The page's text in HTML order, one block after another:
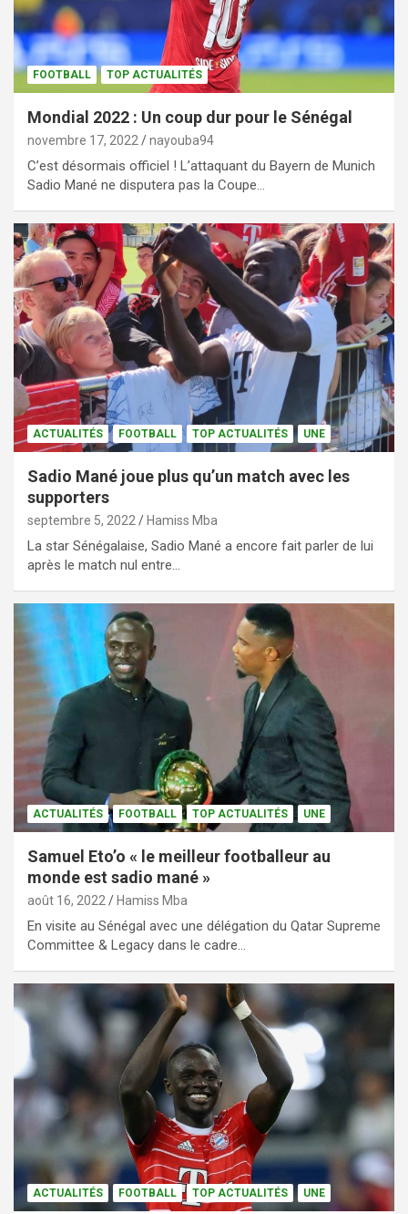
FOOTBALL TOP ACTUALITÉS
Mondial 2022 : Un coup dur pour le Sénégal
novembre 17, 2022 nayouba94
C’est désormais officiel ! L’attaquant du Bayern de Munich
Sadio Mané ne disputera pas la Coupe…
ACTUALITÉS FOOTBALL TOP ACTUALITÉS UNE
Sadio Mané joue plus qu’un match avec les
supporters
septembre 5, 2022 Hamiss Mba
La star Sénégalaise, Sadio Mané a encore fait parler de lui
après le match nul entre…
ACTUALITÉS FOOTBALL TOP ACTUALITÉS UNE
Samuel Eto’o « le meilleur footballeur au
monde est sadio mané »
août 16, 2022 Hamiss Mba
En visite au Sénégal avec une délégation du Qatar Supreme
Committee & Legacy dans le cadre…
ACTUALITÉS FOOTBALL TOP ACTUALITÉS UNE